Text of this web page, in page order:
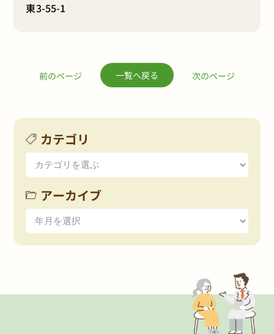
東3-55-1
前のページ 一覧へ戻る 次のページ
カテゴリ
アーカイブ